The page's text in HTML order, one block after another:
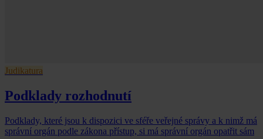
Judikatura
Podklady rozhodnutí
Podklady, které jsou k dispozici ve sféře veřejné správy a k nimž má
správní orgán podle zákona přístup, si má správní orgán opatřit sám